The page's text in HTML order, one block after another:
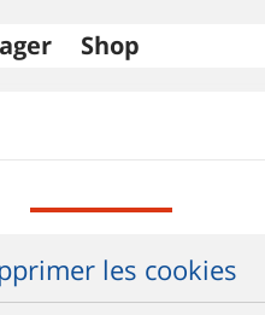
Shop
les cookies